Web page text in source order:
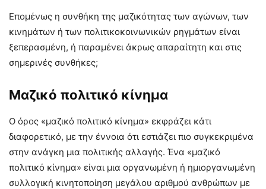
Επομένως η συνθήκη της μαζικότητας των αγώνων, των
κινημάτων ή των πολιτικοκοινωνικών ρηγμάτων είναι
ξεπερασμένη, ή παραμένει άκρως απαραίτητη και στις
σημερινές συνθήκες;
Μαζικό πολιτικό κίνημα
Ο όρος «μαζικό πολιτικό κίνημα» εκφράζει κάτι
διαφορετικό, με την έννοια ότι εστιάζει πιο συγκεκριμένα
στην ανάγκη μια πολιτικής αλλαγής. Ένα «μαζικό
πολιτικό κίνημα» είναι μια οργανωμένη ή ημιοργανωμένη
συλλογική κινητοποίηση μεγάλου αριθμού ανθρώπων με